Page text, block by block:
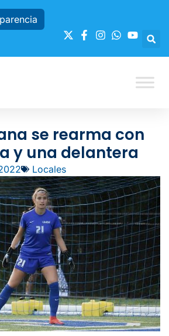
se rearma con
y una delantera
Locales